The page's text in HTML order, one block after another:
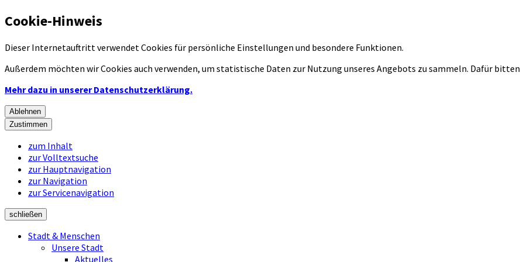
Cookie-Hinweis
Dieser Internetauftritt verwendet Cookies für persönliche Einstellungen und besondere Funktionen.
Außerdem möchten wir Cookies auch verwenden, um statistische Daten zur Nutzung unseres Angebots zu sammeln. Dafür
Mehr dazu in unserer Datenschutzerklärung.
Ablehnen
Zustimmen
zum Inhalt
zur Volltextsuche
zur Hauptnavigation
zur Navigation
zur Servicenavigation
schließen
Stadt & Menschen
Unsere Stadt
Aktuelles